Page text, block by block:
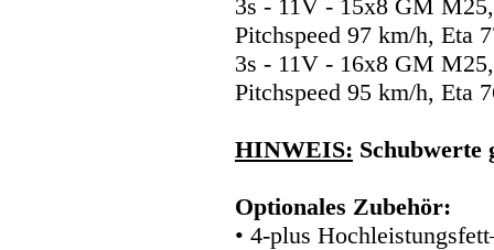
3s - 11V - 15x8 GM
Pitchspeed 97 km/h, Eta
3s - 11V - 16x8 GM
Pitchspeed 95 km/h, Eta
HINWEIS: Schubwerte
Optionales Zubehör:
• 4-plus